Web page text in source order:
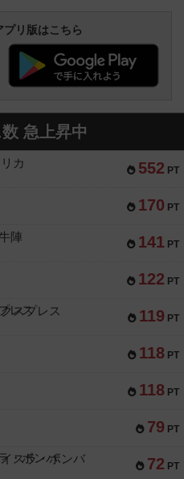
リ版はこちら
急上昇中
552 PT
カ
170 PT
141 PT
陣
122 PT
119 PT
スプレス
118 PT
118 PT
79 PT
72 PT
スラ・ボンバ